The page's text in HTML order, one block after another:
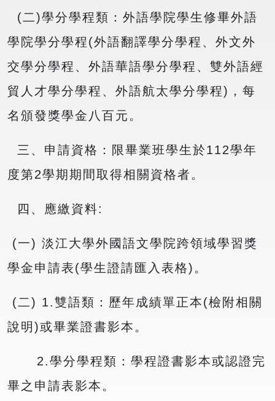
(二)學分學程類：外語學院學生修畢外語
學院學分學程(外語翻譯學分學程、外文外
交學分學程、外語華語學分學程、雙外語經
貿人才學分學程、外語航太學分學程)，每
名頒發獎學金八百元。
三、申請資格：限畢業班學生於112學年
度第2學期期間取得相關資格者。
四、應繳資料:
(一) 淡江大學外國語文學院跨領域學習獎
學金申請表(學生證請匯入表格)。
(二) 1.雙語類：歷年成績單正本(檢附相關
說明)或畢業證書影本。
2.學分學程類：學程證書影本或認證完
畢之申請表影本。